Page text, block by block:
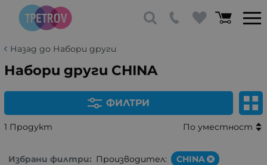
Назад до Набори други
Набори други CHINA
ФИЛТРИ
1 Продукт По уместност
Избрани филтри: Производител: CHINA